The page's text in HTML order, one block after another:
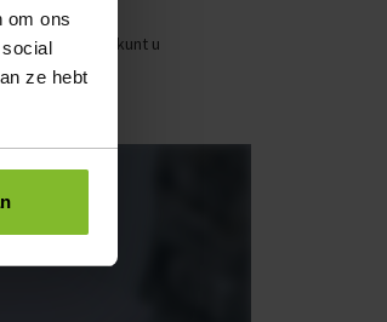
om ons
ze hebt
offertelijsten kunt u